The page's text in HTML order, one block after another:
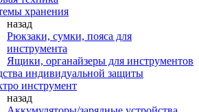
хранения
назад
Рюкзаки, сумки, пояса для
инструмента
Ящики, органайзеры для инструментов
индивидуальной защиты
инструмент
назад